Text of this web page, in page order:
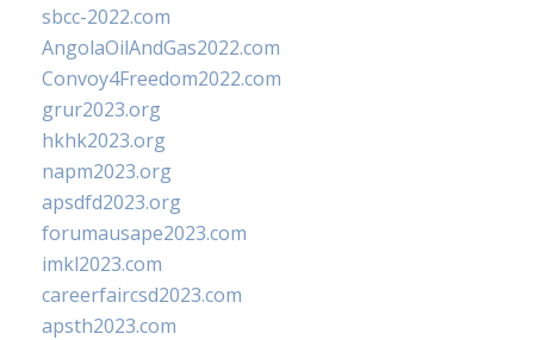
sbcc-2022.com
AngolaOilAndGas2022.com
Convoy4Freedom2022.com
grur2023.org
hkhk2023.org
napm2023.org
apsdfd2023.org
forumausape2023.com
imkl2023.com
careerfaircsd2023.com
apsth2023.com